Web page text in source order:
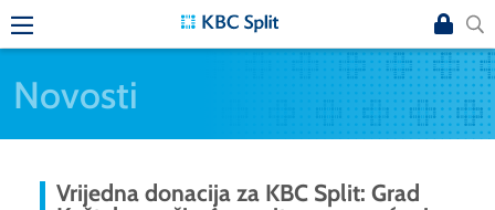
Novosti
Vrijedna donacija za KBC Split: Grad